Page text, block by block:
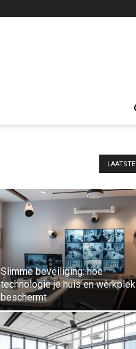
LAATSTE
Slimme beveiliging: hoe
technologie je huis en werkplek
beschermt